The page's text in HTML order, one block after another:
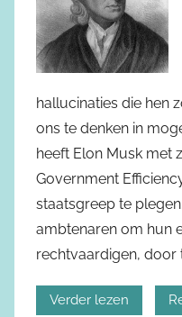
hallucinaties die hen
ons te denken in
heeft Elon Musk met
Government
staatsgreep te
ambtenaren om hun
rechtvaardigen, door
Verder lezen